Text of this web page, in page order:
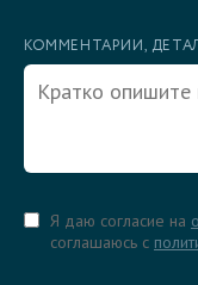
КОММЕНТАРИИ,
Я даю согласие на
соглашаюсь с